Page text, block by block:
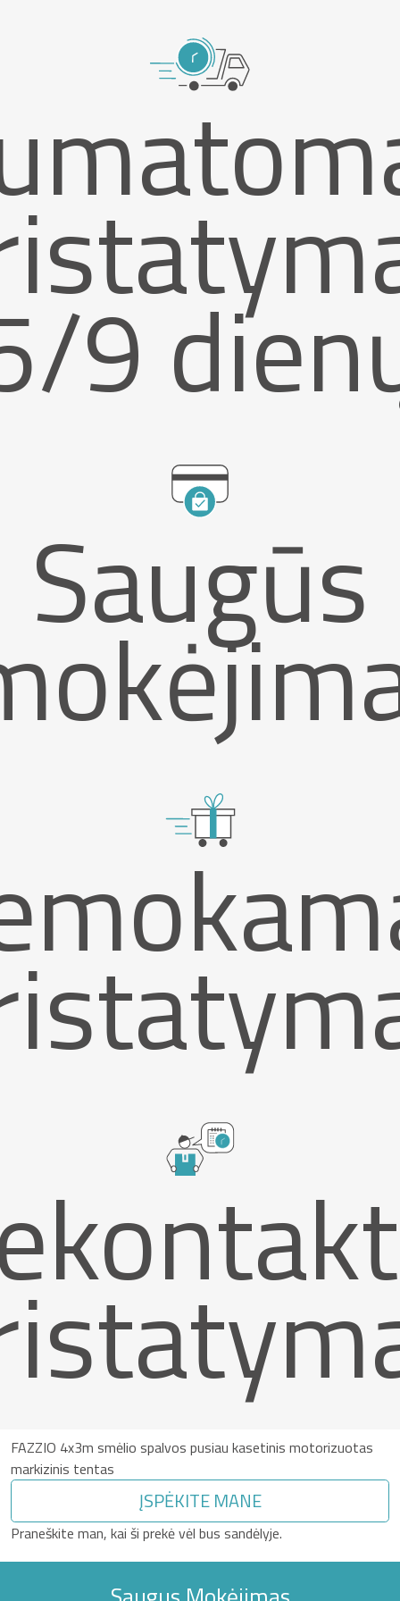
9
Saugūs
FAZZIO 4x3m smėlio spalvos pusiau kasetinis motorizuotas
markizinis tentas
ĮSPĖKITE MANE
Praneškite man, kai ši prekė vėl bus sandėlyje.